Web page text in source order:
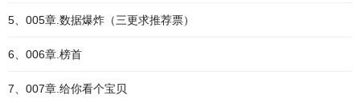
5、005章.数据爆炸（三更求推荐票）
6、006章.榜首
7、007章.给你看个宝贝